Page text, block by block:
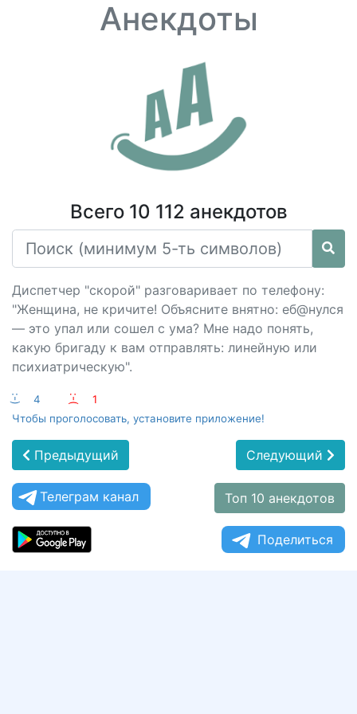
Анекдоты
Всего 10 112 анекдотов
Диспетчер "скорой" разговаривает по телефону:
"Женщина, не кричите! Объясните внятно: еб@нулся
— это упал или сошел с ума? Мне надо понять,
какую бригаду к вам отправлять: линейную или
психиатрическую".
:-) 4 :-(
1
Чтобы проголосовать, установите приложение!
Предыдущий Следующий
Телеграм канал Топ 10 анекдотов
Поделиться